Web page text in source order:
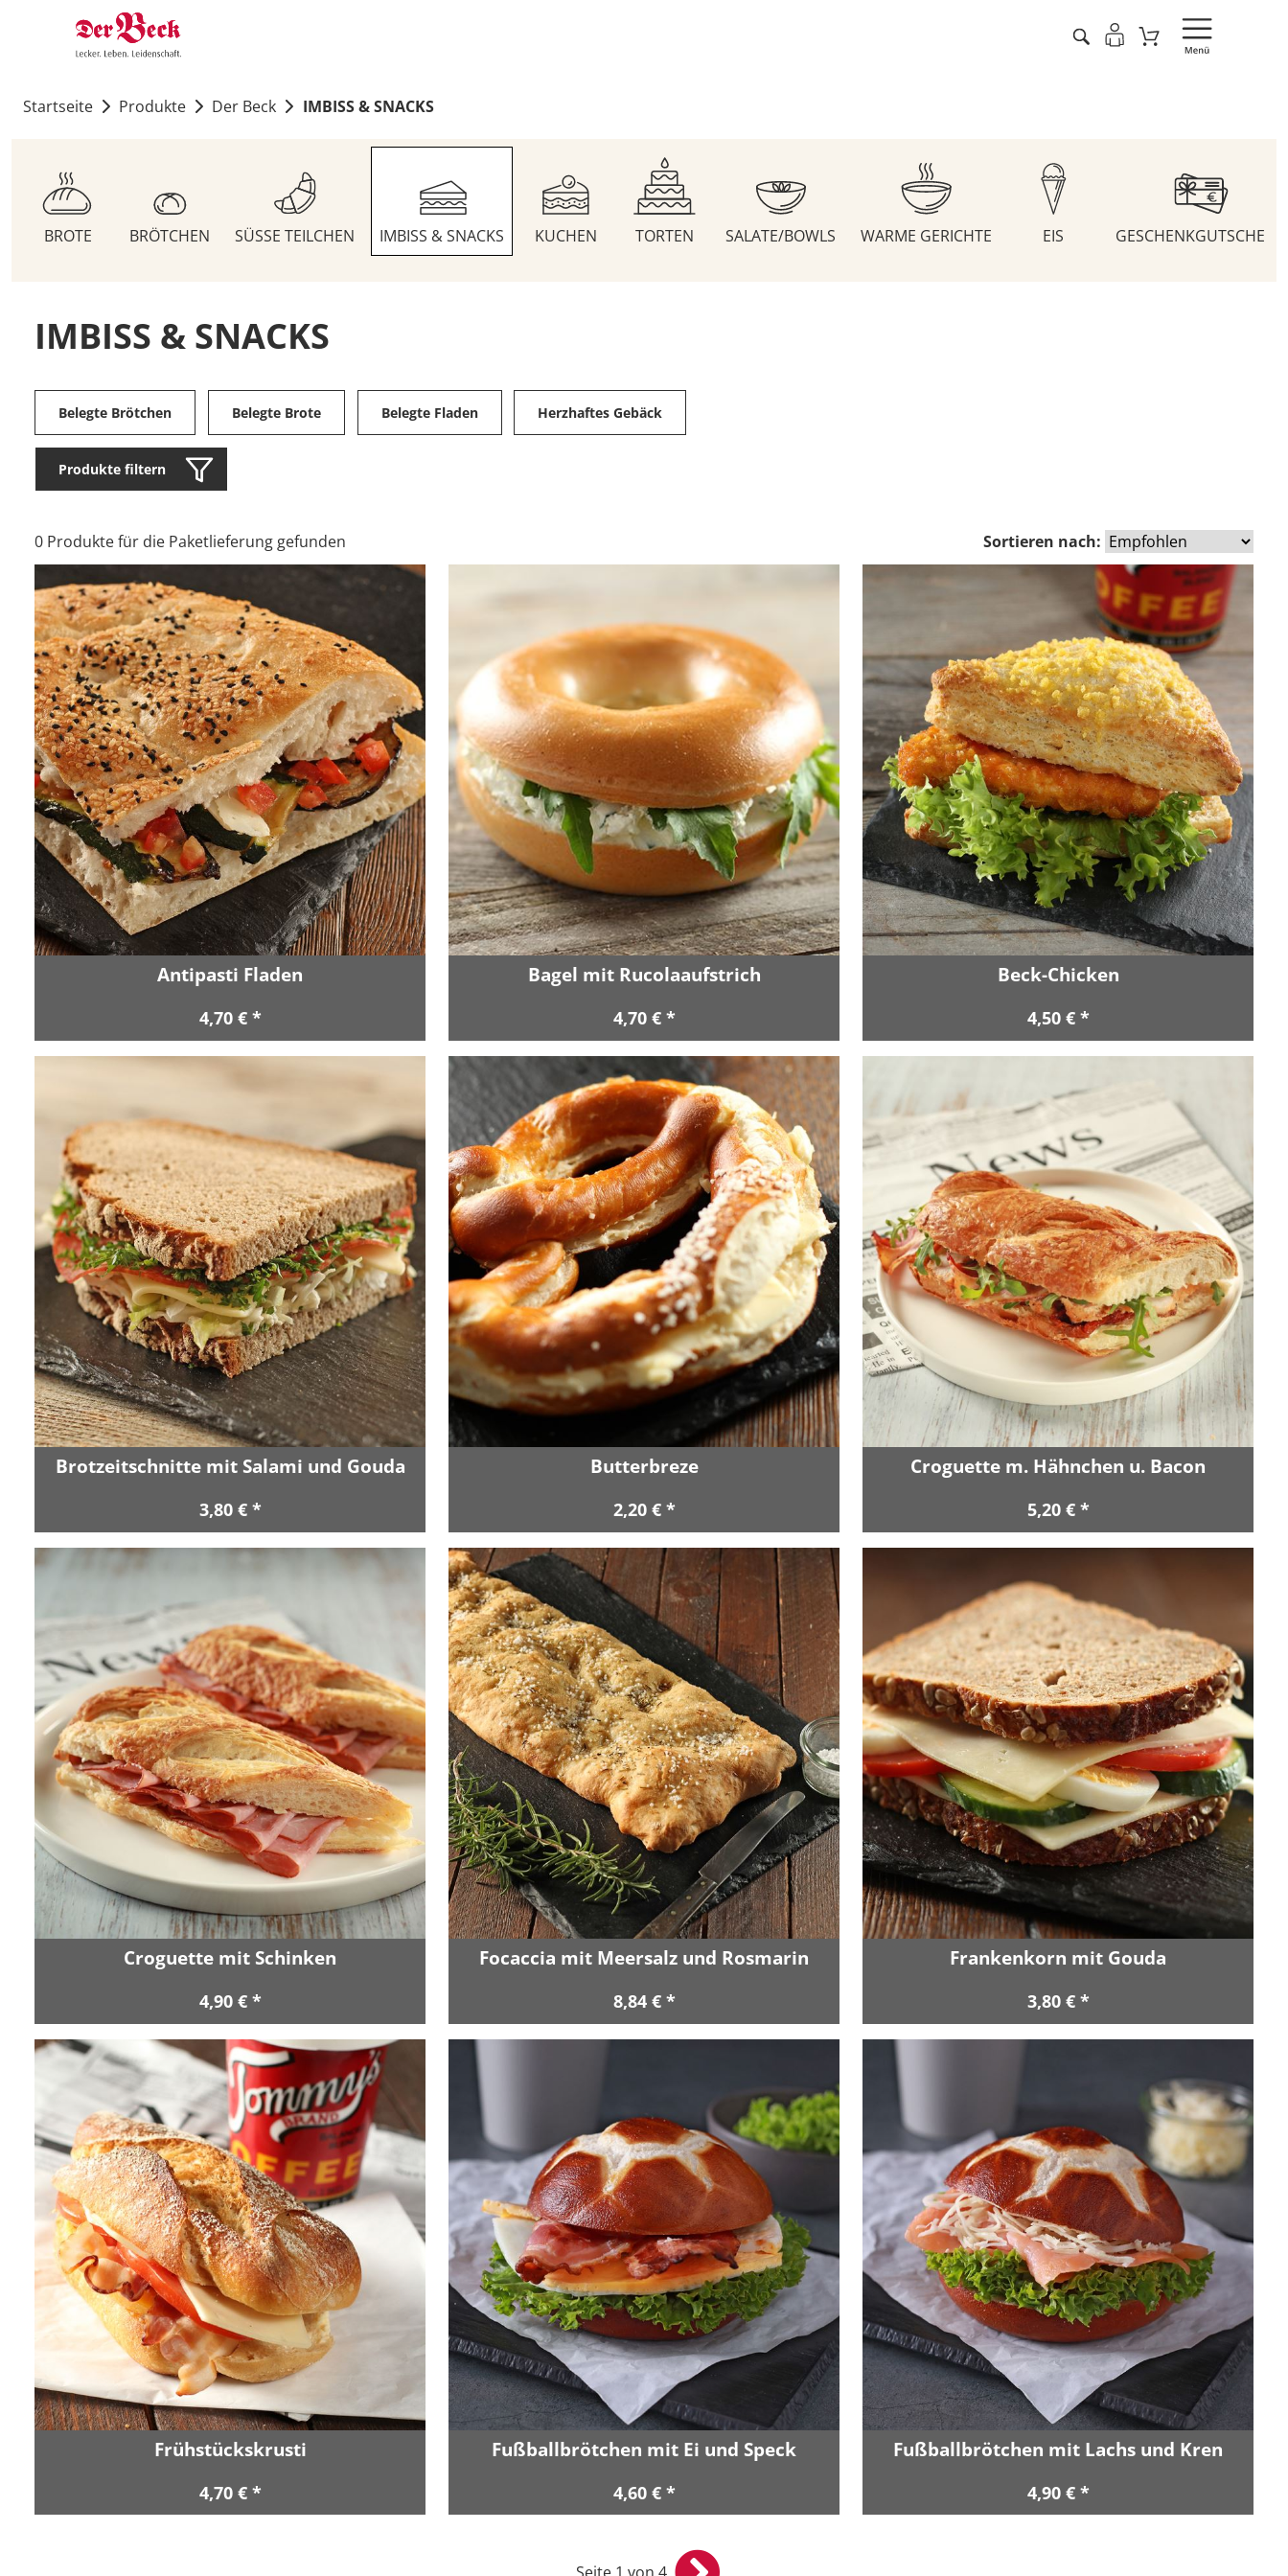
Startseite Produkte Der Beck IMBISS & SNACKS
BROTE BRÖTCHEN SÜSSE TEILCHEN IMBISS & SNACKS KUCHEN TORTEN SALATE/BOWLS WARME GERICHTE EIS GESCHENKGUTSCHEINE
IMBISS & SNACKS
Belegte Brötchen Belegte Brote Belegte Fladen Herzhaftes Gebäck
Produkte filtern
0 Produkte für die Paketlieferung gefunden Sortieren nach:
Antipasti Fladen
4,70 € *
Bagel mit Rucolaaufstrich
4,70 € *
Beck-Chicken
4,50 € *
Brotzeitschnitte mit Salami und Gouda
3,80 € *
Butterbreze
2,20 € *
Croguette m. Hähnchen u. Bacon
5,20 € *
Croguette mit Schinken
4,90 € *
Focaccia mit Meersalz und Rosmarin
8,84 € *
Frankenkorn mit Gouda
3,80 € *
Frühstückskrusti
4,70 € *
Fußballbrötchen mit Ei und Speck
4,60 € *
Fußballbrötchen mit Lachs und Kren
4,90 € *